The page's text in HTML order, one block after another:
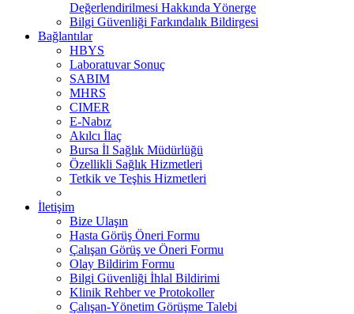
Değerlendirilmesi Hakkında Yönerge
Bilgi Güvenliği Farkındalık Bildirgesi
Bağlantılar
HBYS
Laboratuvar Sonuç
SABIM
MHRS
CIMER
E-Nabız
Akılcı İlaç
Bursa İl Sağlık Müdürlüğü
Özellikli Sağlık Hizmetleri
Tetkik ve Teşhis Hizmetleri
İletişim
Bize Ulaşın
Hasta Görüş Öneri Formu
Çalışan Görüş ve Öneri Formu
Olay Bildirim Formu
Bilgi Güvenliği İhlal Bildirimi
Klinik Rehber ve Protokoller
Çalışan-Yönetim Görüşme Talebi